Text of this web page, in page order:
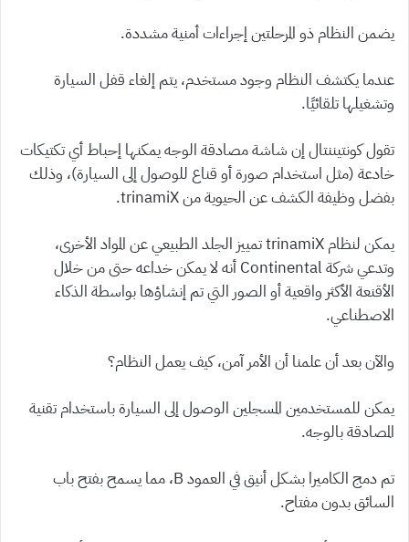
يضمن النظام ذو المرحلتين إجراءات أمنية مشددة.
عندما يكتشف النظام وجود مستخدم، يتم إلغاء قفل السيارة
وتشغيلها تلقائيًا.
تقول كونتيننتال إن شاشة مصادقة الوجه يمكنها إحباط أي تكتيكات
خادعة (مثل استخدام صورة أو قناع للوصول إلى السيارة)، وذلك
بفضل وظيفة الكشف عن الحيوية من trinamiX.
يمكن لنظام trinamiX تمييز الجلد الطبيعي عن المواد الأخرى،
وتدعي شركة Continental أنه لا يمكن خداعه حتى من خلال
الأقنعة الأكثر واقعية أو الصور التي تم إنشاؤها بواسطة الذكاء
الاصطناعي.
والآن بعد أن علمنا أن الأمر آمن، كيف يعمل النظام؟
يمكن للمستخدمين المسجلين الوصول إلى السيارة باستخدام تقنية
المصادقة بالوجه.
تم دمج الكاميرا بشكل أنيق في العمود B، مما يسمح بفتح باب
السائق بدون مفتاح.